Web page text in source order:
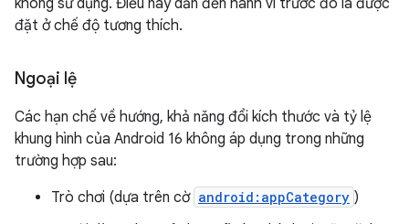
đặt ở chế độ tương thích.
Ngoại lệ
Các hạn chế về hướng, khả năng đổi kích thước và tỷ lệ
khung hình của Android 16 không áp dụng trong những
trường hợp sau:
Trò chơi (dựa trên cờ android:appCategory )